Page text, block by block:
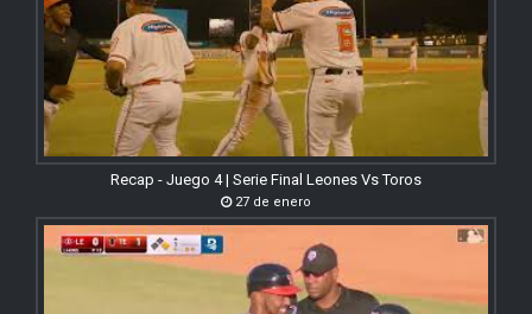
Recap - Juego 4 | Serie Final Leones Vs Toros
27 de enero